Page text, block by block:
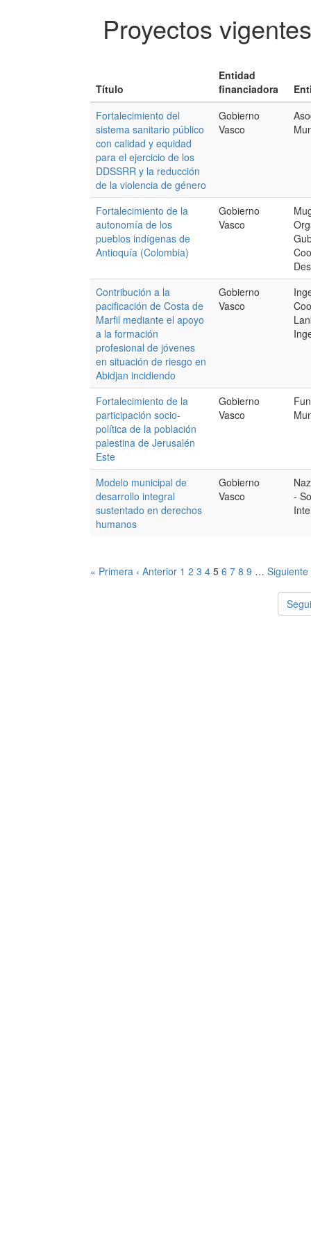
Proyectos
Título
Entidad
financiadora
Fortalecimiento del
sistema sanitario público
con calidad y equidad
para el ejercicio de los
DDSSRR y la reducción
de la violencia de género
Gobierno
Vasco
Fortalecimiento de la
autonomía de los
pueblos indígenas de
Antioquía (Colombia)
Gobierno
Vasco
Contribución a la
pacificación de Costa de
Marfil mediante el apoyo
a la formación
profesional de jóvenes
en situación de riesgo en
Abidjan incidiendo
Gobierno
Vasco
Fortalecimiento de la
participación socio-
política de la población
palestina de Jerusalén
Este
Gobierno
Vasco
Modelo municipal de
desarrollo integral
sustentado en derechos
humanos
Gobierno
Vasco
-
« Primera ‹ Anterior 1 2 3 4 5 6 7 8 9 … Siguiente